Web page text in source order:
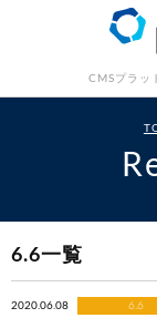
CMSプラッ
6.6一覧
2020.06.08 6.6